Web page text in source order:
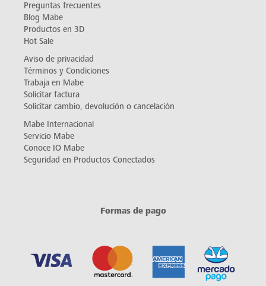
Preguntas frecuentes
Blog Mabe
Productos en 3D
Hot Sale
Aviso de privacidad
Términos y Condiciones
Trabaja en Mabe
Solicitar factura
Solicitar cambio, devolución o cancelación
Mabe Internacional
Servicio Mabe
Conoce IO Mabe
Seguridad en Productos Conectados
Formas de pago